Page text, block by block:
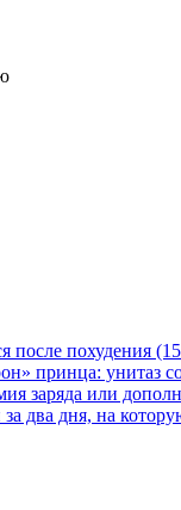
после похудения
принца: унитаз
заряда или
два дня, на